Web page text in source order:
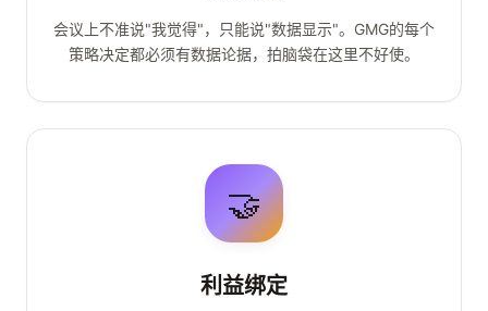
会议上不准说"我觉得"，只能说"数据显示"。GMG的每个
策略决定都必须有数据论据，拍脑袋在这里不好使。
🤝
利益绑定